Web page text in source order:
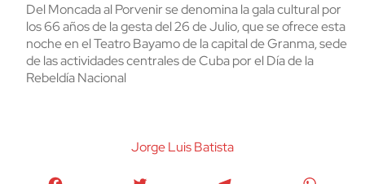
Del Moncada al Porvenir se denomina la gala cultural por
los 66 años de la gesta del 26 de Julio, que se ofrece esta
noche en el Teatro Bayamo de la capital de Granma, sede
de las actividades centrales de Cuba por el Día de la
Rebeldía Nacional
Jorge Luis Batista